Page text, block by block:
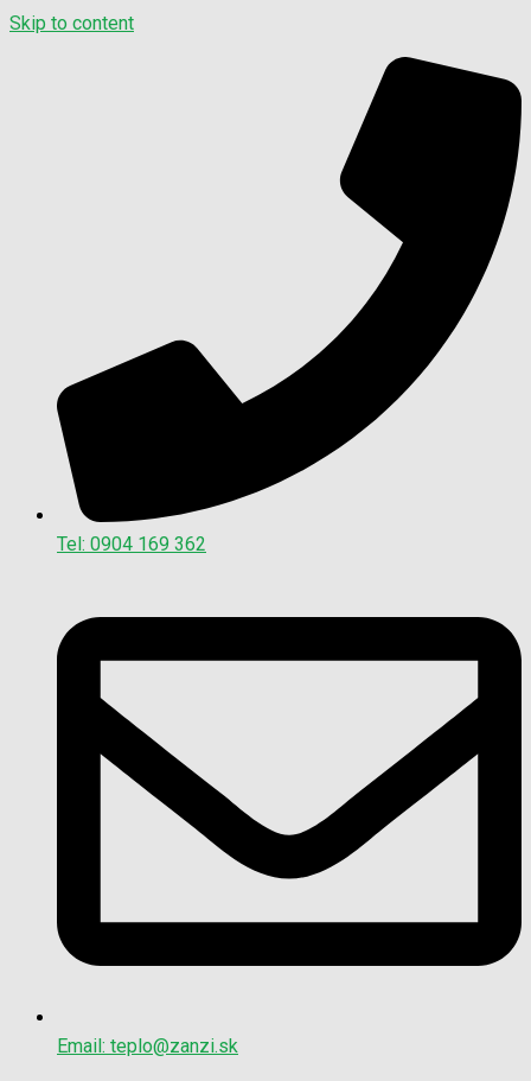
Skip to content
Tel: 0904 169 362
Email: teplo@zanzi.sk